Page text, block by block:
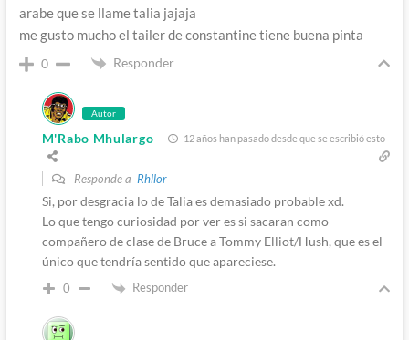
arabe que se llame talia jajaja
me gusto mucho el tailer de constantine tiene buena pinta
0 Responder
Autor
M'Rabo Mhulargo 12 años han pasado desde que se escribió esto
Responde a Rhllor
Si, por desgracia lo de Talia es demasiado probable xd.
Lo que tengo curiosidad por ver es si sacaran como
compañero de clase de Bruce a Tommy Elliot/Hush, que es el
único que tendría sentido que apareciese.
0 Responder